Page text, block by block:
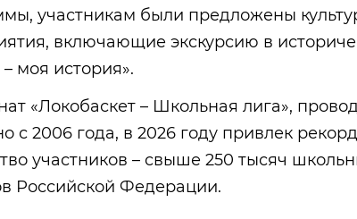
участникам были предложены
включающие экскурсию в
моя история».
«Локобаскет – Школьная лига»,
с 2006 года, в 2026 году привлек
участников – свыше 250 тысяч
Российской Федерации.